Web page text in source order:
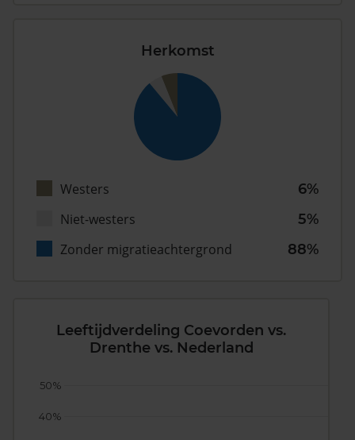
Herkomst
Westers
6%
Niet-westers
5%
Zonder migratieachtergrond
88%
Leeftijdverdeling Coevorden vs.
Drenthe vs. Nederland
40%
50%